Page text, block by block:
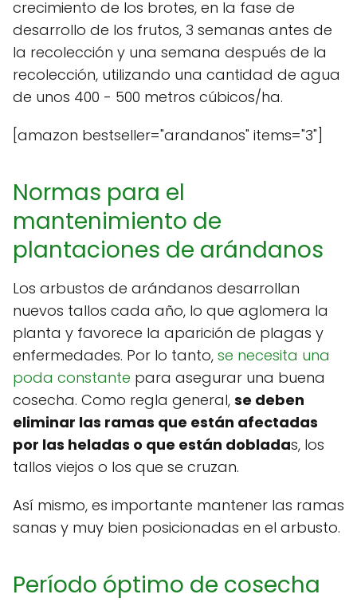
crecimiento de los brotes, en la fase de
desarrollo de los frutos, 3 semanas antes de
la recolección y una semana después de la
recolección, utilizando una cantidad de agua
de unos 400 - 500 metros cúbicos/ha.
[amazon bestseller="arandanos" items="3"]
Normas para el
mantenimiento de
plantaciones de arándanos
Los arbustos de arándanos desarrollan
nuevos tallos cada año, lo que aglomera la
planta y favorece la aparición de plagas y
enfermedades. Por lo tanto, se necesita una
poda constante para asegurar una buena
cosecha. Como regla general, se deben
eliminar las ramas que están afectadas
por las heladas o que están dobladas, los
tallos viejos o los que se cruzan.
Así mismo, es importante mantener las ramas
sanas y muy bien posicionadas en el arbusto.
Período óptimo de cosecha